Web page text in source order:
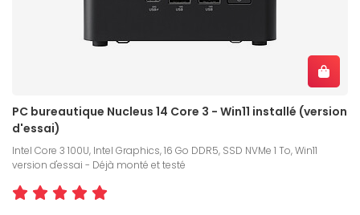
PC bureautique Nucleus 14 Core 3 - Win11 installé (version
d'essai)
Intel Core 3 100U, Intel Graphics, 16 Go DDR5, SSD NVMe 1 To, Win11
version d'essai - Déjà monté et testé